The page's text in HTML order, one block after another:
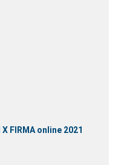
FIRMA online 2021